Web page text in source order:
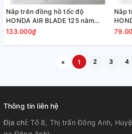
Nắp trên đồng hồ tốc độ
HONDA AIR BLADE 125 năm
2012-2014
133.000₫
Nắp
« 1 2 3 4
Thông tin liên hệ
Địa chỉ:Tổ 8, Thị trấn Đông Anh,